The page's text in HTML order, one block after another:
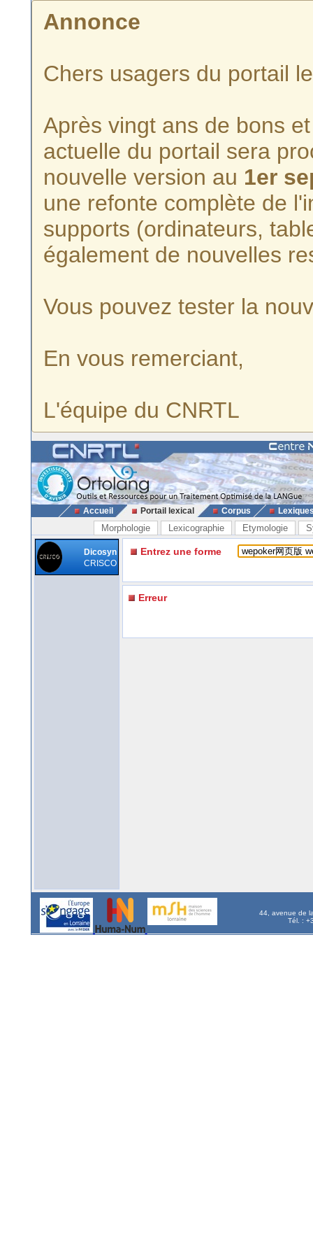
Annonce
Chers usagers du portail
Après vingt ans de bons
actuelle du portail sera
nouvelle version au 1er
une refonte complète de
supports (ordinateurs,
également de nouvelles
Vous pouvez tester la
En vous remerciant,
L'équipe du CNRTL
Accueil Portail lexical Corpus
Morphologie Lexicographie Etymologie
Dicosyn
CRISCO
Entrez une forme
Erreur
44, avenue de
Tél. :